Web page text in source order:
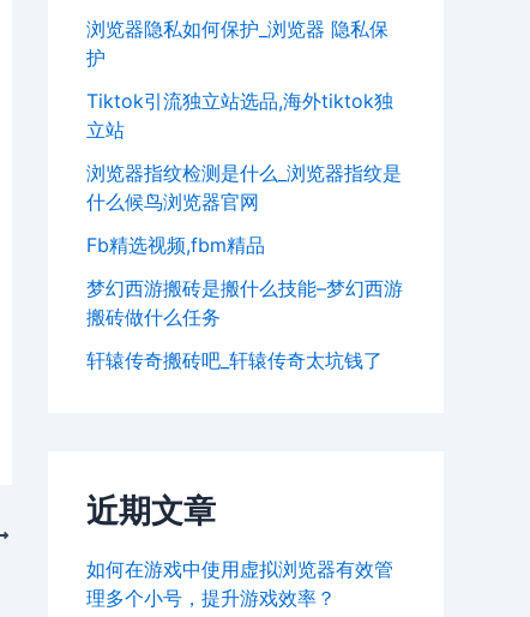
浏览器隐私如何保护_浏览器 隐私保
护
Tiktok引流独立站选品,海外tiktok独
立站
浏览器指纹检测是什么_浏览器指纹是
什么候鸟浏览器官网
Fb精选视频,fbm精品
梦幻西游搬砖是搬什么技能–梦幻西游
搬砖做什么任务
轩辕传奇搬砖吧_轩辕传奇太坑钱了
近期文章
如何在游戏中使用虚拟浏览器有效管
理多个小号，提升游戏效率？